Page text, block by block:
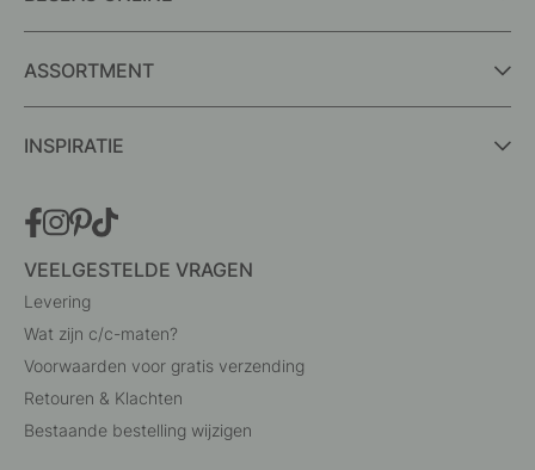
ASSORTMENT
INSPIRATIE
VEELGESTELDE VRAGEN
Levering
Wat zijn c/c-maten?
Voorwaarden voor gratis verzending
Retouren & Klachten
Bestaande bestelling wijzigen